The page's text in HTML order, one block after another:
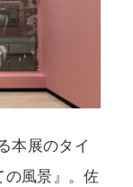
本展のタイ
の風景』。佐